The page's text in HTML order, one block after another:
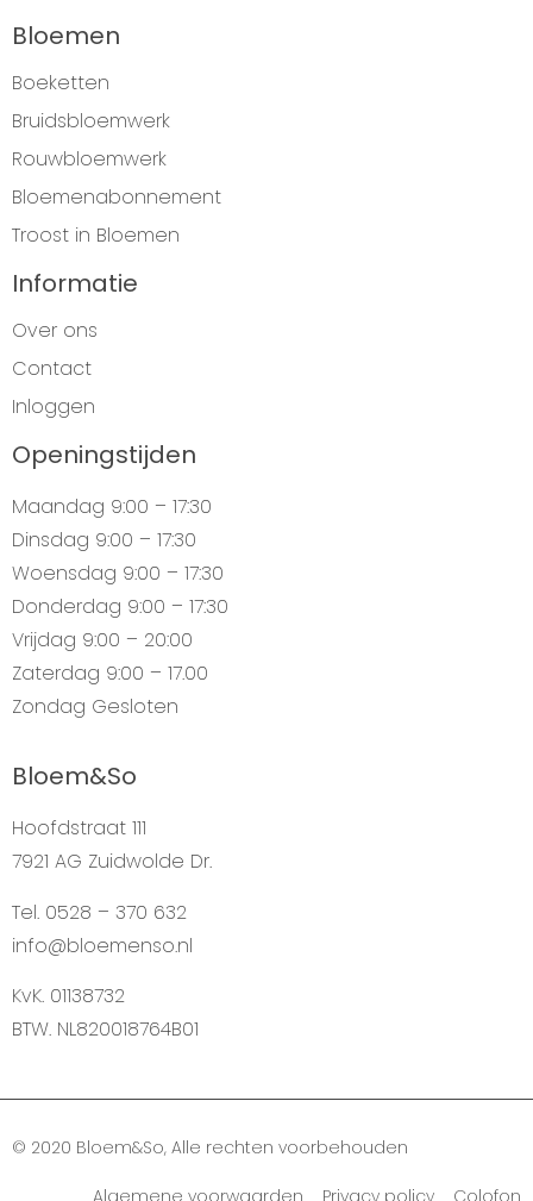
Bloemen
Boeketten
Bruidsbloemwerk
Rouwbloemwerk
Bloemenabonnement
Troost in Bloemen
Informatie
Over ons
Contact
Inloggen
Openingstijden
Maandag 9:00 – 17:30
Dinsdag 9:00 – 17:30
Woensdag 9:00 – 17:30
Donderdag 9:00 – 17:30
Vrijdag 9:00 – 20:00
Zaterdag 9:00 – 17.00
Zondag Gesloten
Bloem&So
Hoofdstraat 111
7921 AG Zuidwolde Dr.
Tel. 0528 – 370 632
info@bloemenso.nl
KvK. 01138732
BTW. NL820018764B01
© 2020 Bloem&So, Alle rechten voorbehouden